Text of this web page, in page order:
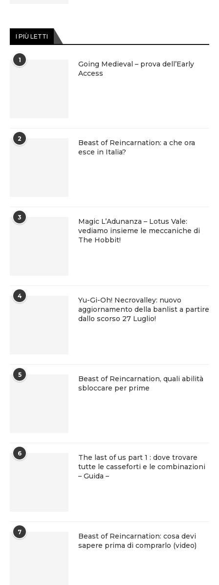
I PIÙ LETTI
1
Going Medieval – prova dell’Early
Access
2
Beast of Reincarnation: a che ora
esce in Italia?
3
Magic L’Adunanza – Lotus Vale:
vediamo insieme le meccaniche di
The Hobbit!
4
Yu-Gi-Oh! Necrovalley: nuovo
aggiornamento della banlist a partire
dallo scorso 27 Luglio!
5
Beast of Reincarnation, quali abilità
sbloccare per prime
6
The last of us part 1 : dove trovare
tutte le casseforti e le combinazioni
– Guida –
7
Beast of Reincarnation: cosa devi
sapere prima di comprarlo (video)